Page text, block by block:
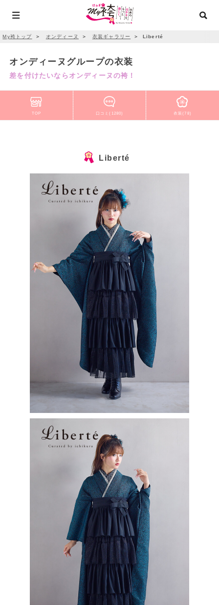
My袴トップ ＞ オンディーヌ ＞ 衣装ギャラリー ＞ Liberté
オンディーヌグループの衣装
差を付けたいならオンディーヌの袴！
TOP 口コミ(1280) 衣装(78)
Liberté